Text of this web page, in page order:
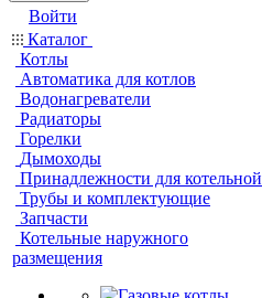
Войти
Каталог
Котлы
Автоматика для котлов
Водонагреватели
Радиаторы
Горелки
Дымоходы
Принадлежности для котельной
Трубы и комплектующие
Запчасти
Котельные наружного
размещения